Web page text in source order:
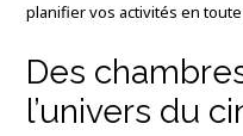
planifier vos activités en
Des
l’univers du